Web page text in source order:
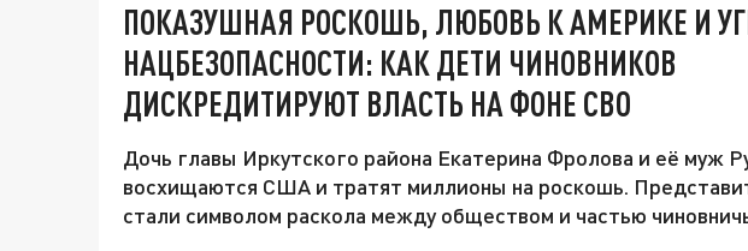
ПОКАЗУШНАЯ РОСКОШЬ, ЛЮБОВЬ К АМЕРИКЕ И
НАЦБЕЗОПАСНОСТИ: КАК ДЕТИ ЧИНОВНИКОВ
ДИСКРЕДИТИРУЮТ ВЛАСТЬ НА ФОНЕ СВО
Дочь главы Иркутского района Екатерина Фролова и её муж
восхищаются США и тратят миллионы на роскошь.
стали символом раскола между обществом и частью